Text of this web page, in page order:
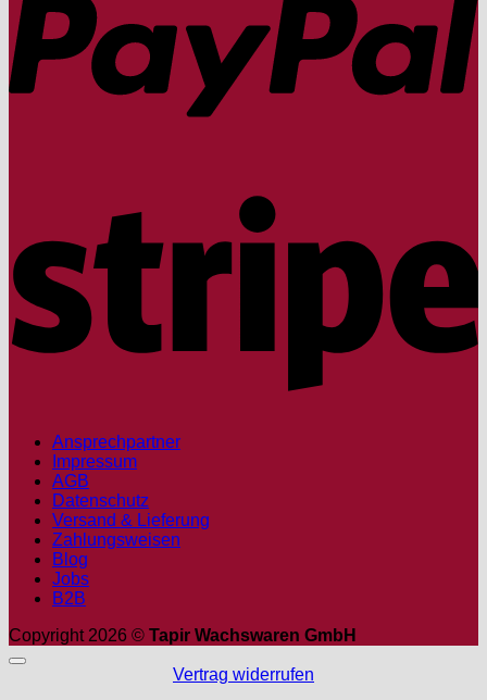
Ansprechpartner
Impressum
AGB
Datenschutz
Versand & Lieferung
Zahlungsweisen
Blog
Jobs
B2B
Copyright 2026 © Tapir Wachswaren GmbH
Vertrag widerrufen